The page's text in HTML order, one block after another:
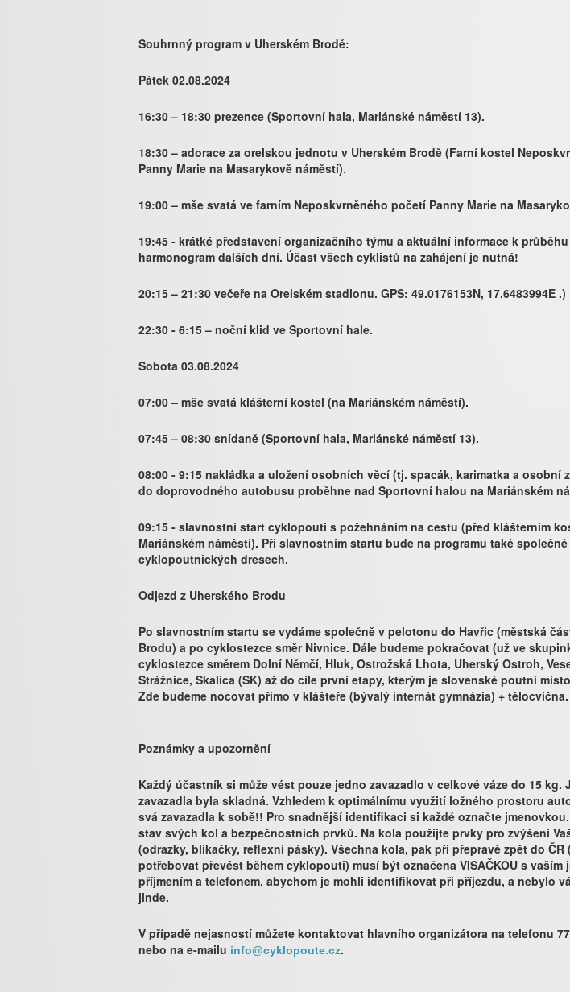
Souhrnný program v Uherském Brodě:
Pátek 02.08.2024
16:30 – 18:30 prezence (Sportovní hala, Mariánské náměstí 13).
18:30 – adorace za orelskou jednotu v Uherském Brodě (Farní kostel
Panny Marie na Masarykově náměstí).
19:00 – mše svatá ve farním Neposkvrněného početí Panny Marie na
19:45 - krátké představení organizačního týmu a aktuální informace k
harmonogram dalších dní. Účast všech cyklistů na zahájení je nutná!
20:15 – 21:30 večeře na Orelském stadionu. GPS: 49.0176153N, 17.6483994E .)
22:30 - 6:15 – noční klid ve Sportovní hale.
Sobota 03.08.2024
07:00 – mše svatá klášterní kostel (na Mariánském náměstí).
07:45 – 08:30 snídaně (Sportovní hala, Mariánské náměstí 13).
08:00 - 9:15 nakládka a uložení osobních věcí (tj. spacák, karimatka a osobní
do doprovodného autobusu proběhne nad Sportovní halou na Mariánském
09:15 - slavnostní start cyklopouti s požehnáním na cestu (před klášterním
Mariánském náměstí). Při slavnostním startu bude na programu také
cyklopoutnických dresech.
Odjezd z Uherského Brodu
Po slavnostním startu se vydáme společně v pelotonu do Havřic (městská
Brodu) a po cyklostezce směr Nivnice. Dále budeme pokračovat (už ve
cyklostezce směrem Dolní Němčí, Hluk, Ostrožská Lhota, Uherský Ostroh,
Strážnice, Skalica (SK) až do cíle první etapy, kterým je slovenské poutní
Zde budeme nocovat přímo v klášteře (bývalý internát gymnázia) + tělocvična.
Poznámky a upozornění
Každý účastník si může vést pouze jedno zavazadlo v celkové váze do 15 kg.
zavazadla byla skladná. Vzhledem k optimálnímu využití ložného prostoru
svá zavazadla k sobě!! Pro snadnější identifikaci si každé označte
stav svých kol a bezpečnostních prvků. Na kola použijte prvky pro zvýšení
(odrazky, blikačky, reflexní pásky). Všechna kola, pak při přepravě zpět do ČR
potřebovat převést během cyklopouti) musí být označena VISAČKOU s vaším
příjmením a telefonem, abychom je mohli identifikovat při příjezdu, a nebylo
jinde.
V případě nejasností můžete kontaktovat hlavního organizátora na telefonu
nebo na e-mailu info@cyklopoute.cz.